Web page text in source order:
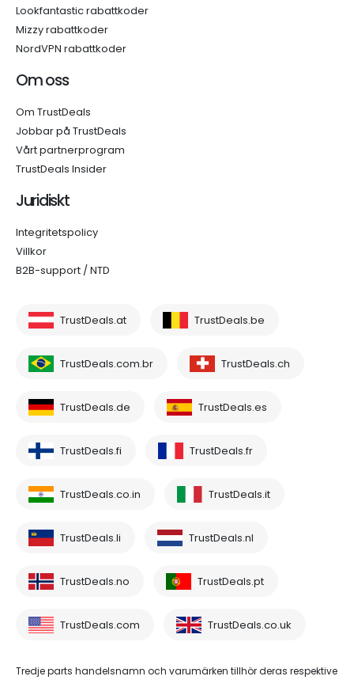
Lookfantastic rabattkoder
Mizzy rabattkoder
NordVPN rabattkoder
Om oss
Om TrustDeals
Jobbar på TrustDeals
Vårt partnerprogram
TrustDeals Insider
Juridiskt
Integritetspolicy
Villkor
B2B-support / NTD
TrustDeals.at TrustDeals.be
TrustDeals.com.br TrustDeals.ch
TrustDeals.de TrustDeals.es
TrustDeals.fi TrustDeals.fr
TrustDeals.co.in TrustDeals.it
TrustDeals.li TrustDeals.nl
TrustDeals.no TrustDeals.pt
TrustDeals.com TrustDeals.co.uk
Tredje parts handelsnamn och varumärken tillhör deras respektive